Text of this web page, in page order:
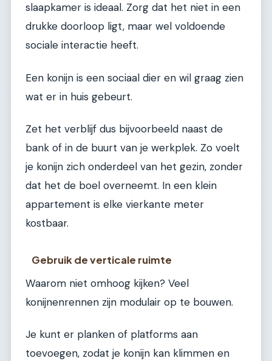
slaapkamer is ideaal. Zorg dat het niet in een
drukke doorloop ligt, maar wel voldoende
sociale interactie heeft.
Een konijn is een sociaal dier en wil graag zien
wat er in huis gebeurt.
Zet het verblijf dus bijvoorbeeld naast de
bank of in de buurt van je werkplek. Zo voelt
je konijn zich onderdeel van het gezin, zonder
dat het de boel overneemt. In een klein
appartement is elke vierkante meter
kostbaar.
Gebruik de verticale ruimte
Waarom niet omhoog kijken? Veel
konijnenrennen zijn modulair op te bouwen.
Je kunt er planken of platforms aan
toevoegen, zodat je konijn kan klimmen en